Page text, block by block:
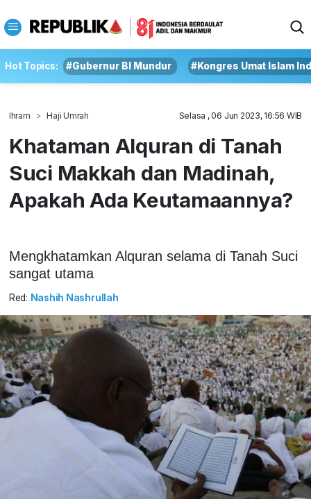
Hot Topics: #Gubernur BI Mundur #Kongres Umat Islam
Ihram Haji Umrah Selasa , 06 Jun 2023, 16:56 WIB
Khataman Alquran di Tanah
Suci Makkah dan Madinah,
Apakah Ada Keutamaannya?
Mengkhatamkan Alquran selama di Tanah Suci
sangat utama
Red: Nashih Nashrullah